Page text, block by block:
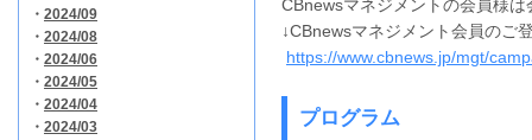
・ 2024/09
・ 2024/08
・ 2024/06
・ 2024/05
・ 2024/04
・ 2024/03
CBnewsマネジメントの会員様
↓CBnewsマネジメント会員のご
https://www.cbnews.jp/mgt/
プログラム